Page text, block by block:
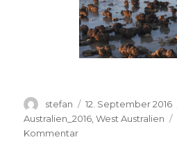
Autor
stefan
Veröffentlicht
am
12. September 2016
Australien_2016 ,West Australien
Kommentarzu